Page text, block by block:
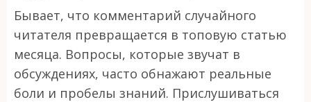
Бывает, что комментарий случайного
читателя превращается в топовую статью
месяца. Вопросы, которые звучат в
обсуждениях, часто обнажают реальные
боли и пробелы знаний. Прислушиваться